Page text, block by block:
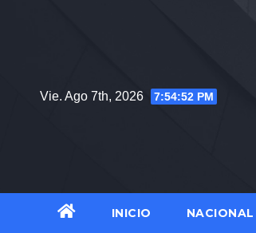
Vie. Ago 7th, 2026 7:54:53 PM
INICIO NACIONAL